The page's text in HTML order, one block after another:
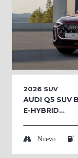
2026 SUV
AUDI Q5 SUV
E-HYBRID...
Nuevo